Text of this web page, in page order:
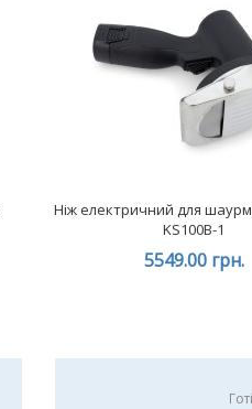
Ніж електричний для
KS100B-1
5549.00 грн.